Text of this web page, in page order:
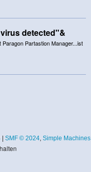
detected"&
Partastion Manager...ist
| SMF © 2024, Simple Machines